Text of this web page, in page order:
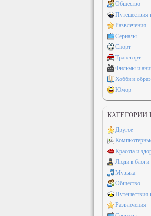
Общество
Путешествия
Развлечения
Сериалы
Спорт
Транспорт
Фильмы и
Хобби и
Юмор
КАТЕГОРИИ
Другое
Красота и
Люди и блоги
Музыка
Общество
Путешествия
Развлечения